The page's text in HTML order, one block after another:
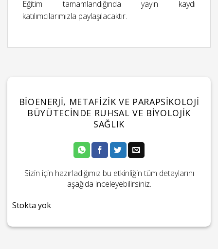
Eğitim tamamlandığında yayın kaydı
katılımcılarımızla paylaşılacaktır.
BIOENERJI, METAFIZIK VE PARAPSIKOLOJI
BÜYÜTECINDE RUHSAL VE BIYOLOJIK
SAĞLIK
Sizin için hazırladığımız bu etkinliğin tüm detaylarını
aşağıda inceleyebilirsiniz.
Stokta yok